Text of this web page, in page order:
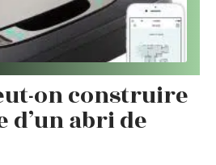
on construire
abri de